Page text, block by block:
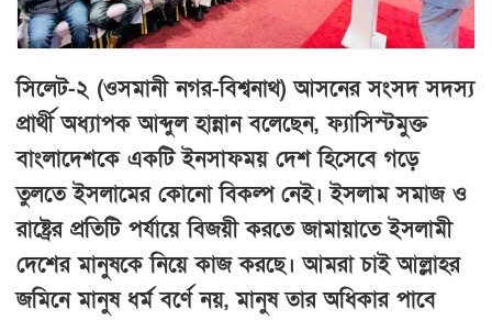
সিলেট-২ (ওসমানী নগর-বিশ্বনাথ) আসনের সংসদ সদস্য
প্রার্থী অধ্যাপক আব্দুল হান্নান বলেছেন, ফ্যাসিস্টমুক্ত
বাংলাদেশকে একটি ইনসাফময় দেশ হিসেবে গড়ে
তুলতে ইসলামের কোনো বিকল্প নেই। ইসলাম সমাজ ও
রাষ্ট্রের প্রতিটি পর্যায়ে বিজয়ী করতে জামায়াতে ইসলামী
দেশের মানুষকে নিয়ে কাজ করছে। আমরা চাই আল্লাহর
জমিনে মানুষ ধর্ম বর্ণে নয়, মানুষ তার অধিকার পাবে